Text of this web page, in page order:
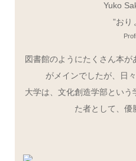
Yuko
”おり
図書館のようにたくさん本
がメインでしたが、日
大学は、文化創造学部という
た者として、優